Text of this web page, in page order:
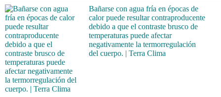
Bañarse con agua fría en épocas de
calor puede resultar contraproducente
debido a que el contraste brusco de
temperaturas puede afectar
negativamente la termorregulación
del cuerpo. | Terra Clima